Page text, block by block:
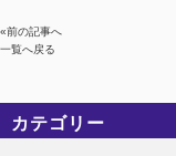
«前の記事へ
一覧へ戻る
カテゴリー